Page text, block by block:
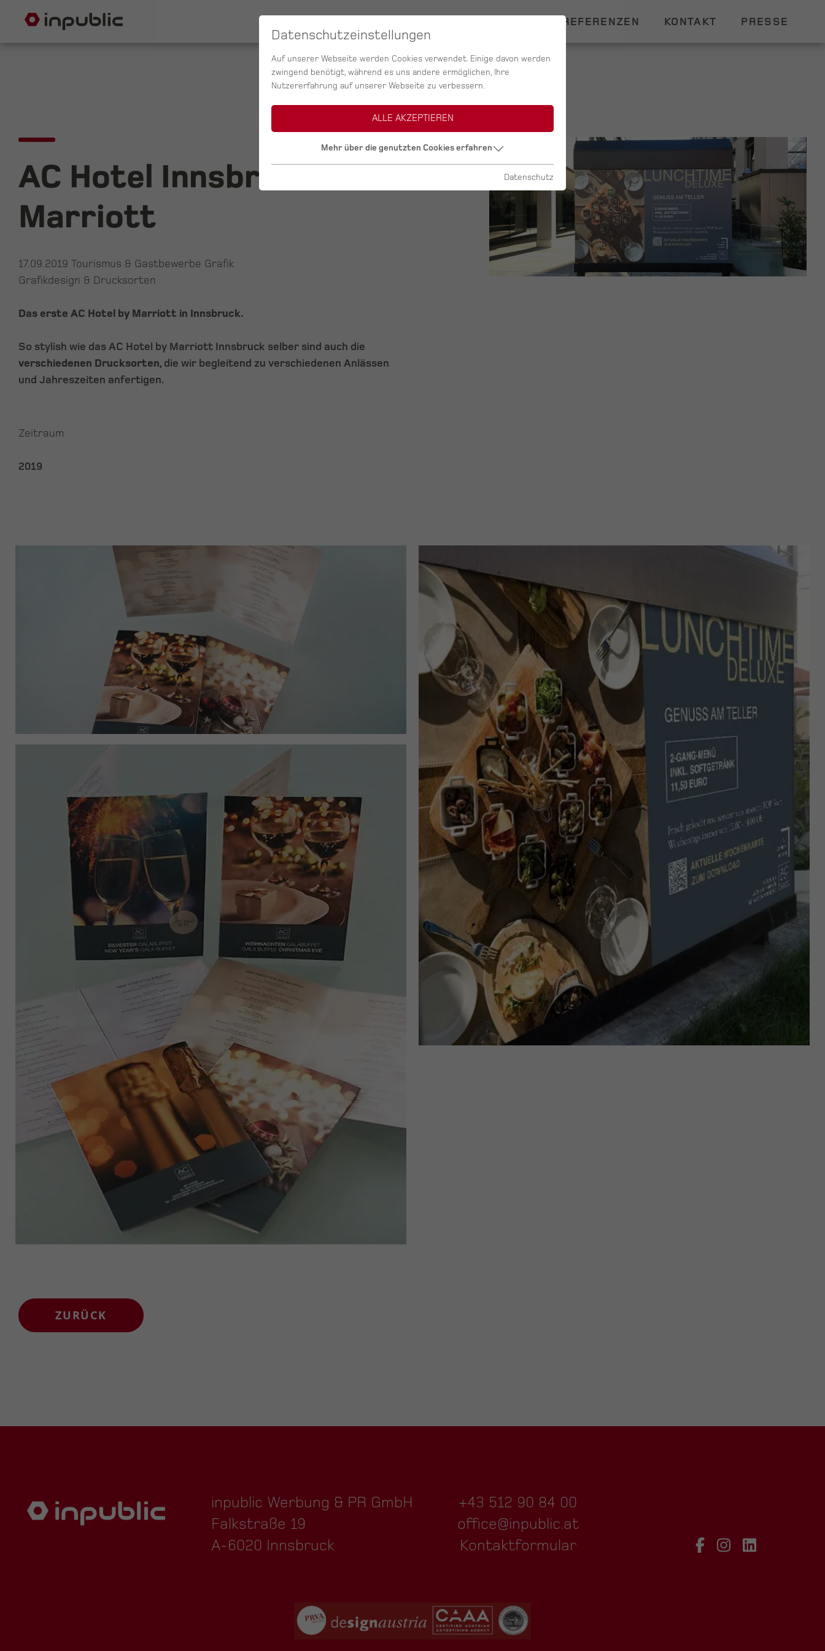
REFERENZEN KONTAKT PRESSE
AC Hotel Innsbruck
Marriott
17.09.2019 Tourismus & Gastbewerbe Grafik
Grafikdesign & Drucksorten
Das erste AC Hotel by Marriott in Innsbruck.
So stylish wie das AC Hotel by Marriott Innsbruck selber sind auch die
verschiedenen Drucksorten, die wir begleitend zu verschiedenen Anlässen
und Jahreszeiten anfertigen.
Zeitraum
2019
ZURÜCK
inpublic Werbung & PR GmbH
Falkstraße 19
A-6020 Innsbruck
+43 512 90 84 00
office@inpublic.at
Kontaktformular
Datenschutzeinstellungen
Auf unserer Webseite werden Cookies verwendet. Einige davon werden
zwingend benötigt, während es uns andere ermöglichen, Ihre
Nutzererfahrung auf unserer Webseite zu verbessern.
ALLE AKZEPTIEREN
Mehr über die genutzten Cookies erfahren
Datenschutz